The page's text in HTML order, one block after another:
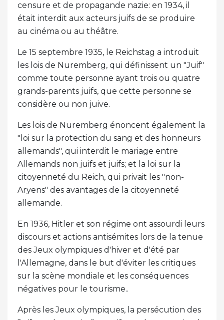
censure et de propagande nazie: en 1934, il
était interdit aux acteurs juifs de se produire
au cinéma ou au théâtre.
Le 15 septembre 1935, le Reichstag a introduit
les lois de Nuremberg, qui définissent un "Juif"
comme toute personne ayant trois ou quatre
grands-parents juifs, que cette personne se
considère ou non juive.
Les lois de Nuremberg énoncent également la
"loi sur la protection du sang et des honneurs
allemands", qui interdit le mariage entre
Allemands non juifs et juifs; et la loi sur la
citoyenneté du Reich, qui privait les "non-
Aryens" des avantages de la citoyenneté
allemande.
En 1936, Hitler et son régime ont assourdi leurs
discours et actions antisémites lors de la tenue
des Jeux olympiques d'hiver et d'été par
l'Allemagne, dans le but d'éviter les critiques
sur la scène mondiale et les conséquences
négatives pour le tourisme..
Après les Jeux olympiques, la persécution des